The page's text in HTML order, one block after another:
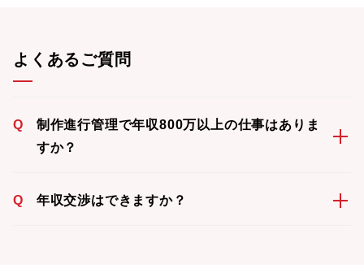
よくあるご質問
Q
制作進行管理で年収800万以上の仕事はありま
すか？
Q 年収交渉はできますか？